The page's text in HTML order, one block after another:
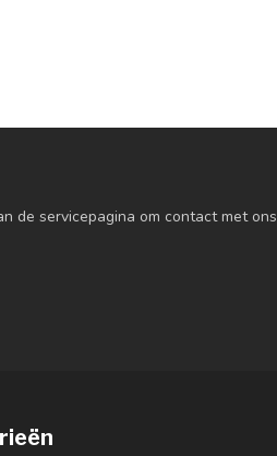
de servicepagina om contact met ons